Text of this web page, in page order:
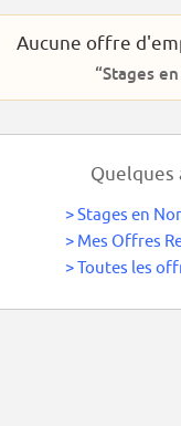
Aucune offre
“Stages
Quelques
>Stages en
> Mes Offres
>Toutes les